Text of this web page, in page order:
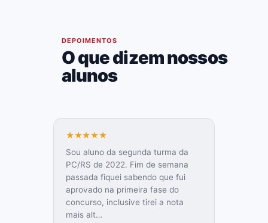
DEPOIMENTOS
O que dizem nossos
alunos
★★★★★
Sou aluno da segunda turma da
PC/RS de 2022. Fim de semana
passada fiquei sabendo que fui
aprovado na primeira fase do
concurso, inclusive tirei a nota
mais alt…